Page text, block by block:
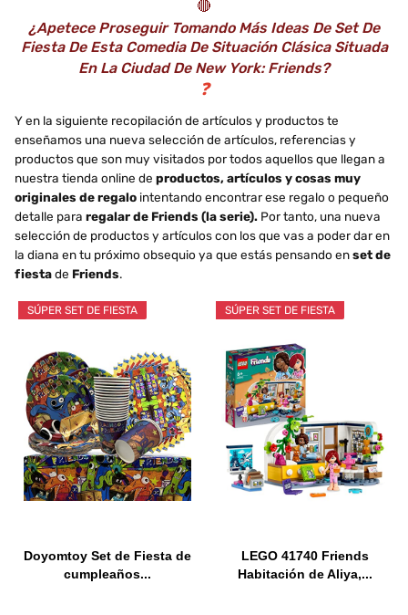
🔴
¿Apetece Proseguir Tomando Más Ideas De Set De
Fiesta De Esta Comedia De Situación Clásica Situada
En La Ciudad De New York: Friends?
❓
Y en la siguiente recopilación de artículos y productos te
enseñamos una nueva selección de artículos, referencias y
productos que son muy visitados por todos aquellos que llegan a
nuestra tienda online de productos, artículos y cosas muy
originales de regalo intentando encontrar ese regalo o pequeño
detalle para regalar de Friends (la serie). Por tanto, una nueva
selección de productos y artículos con los que vas a poder dar en
la diana en tu próximo obsequio ya que estás pensando enset de
fiestade Friends.
SÚPER SET DE FIESTA
Doyomtoy Set de Fiesta de
cumpleaños...
SÚPER SET DE FIESTA
LEGO 41740 Friends
Habitación de Aliya,...